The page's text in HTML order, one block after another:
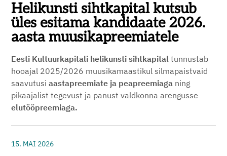
Helikunsti sihtkapital kutsub
üles esitama kandidaate 2026.
aasta muusikapreemiatele
Eesti Kultuurkapitali helikunsti sihtkapital tunnustab
hooajal 2025/2026 muusikamaastikul silmapaistvaid
saavutusi aastapreemiate ja peapreemiaga ning
pikaajalist tegevust ja panust valdkonna arengusse
elutööpreemiaga.
15. MAI 2026